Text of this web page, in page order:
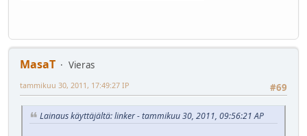
MasaT
Vieras
#69
tammikuu 30, 2011, 17:49:27 IP
Lainaus käyttäjältä: linker - tammikuu 30, 2011, 09:56:21 AP